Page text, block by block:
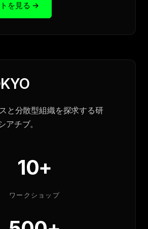
を見る →
と分散型組織を探求する研
アチブ。
10+
ワークショップ